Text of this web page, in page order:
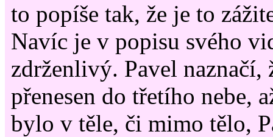
to popíše tak, že je to
Navíc je v popisu svého
zdrženlivý. Pavel naznačí,
přenesen do třetího nebe,
bylo v těle, či mimo tělo,